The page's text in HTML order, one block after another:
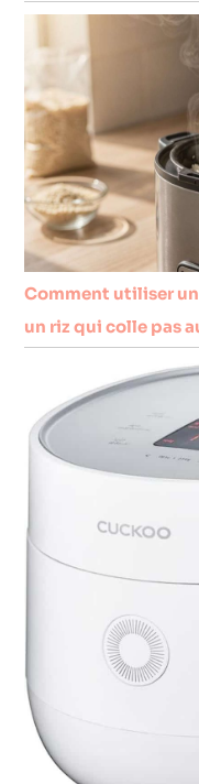
Comment utiliser
un riz qui colle pas